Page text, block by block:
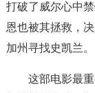
打破了威尔心中
恩也被其拯救，
加州寻找史凯兰。
这部电影最